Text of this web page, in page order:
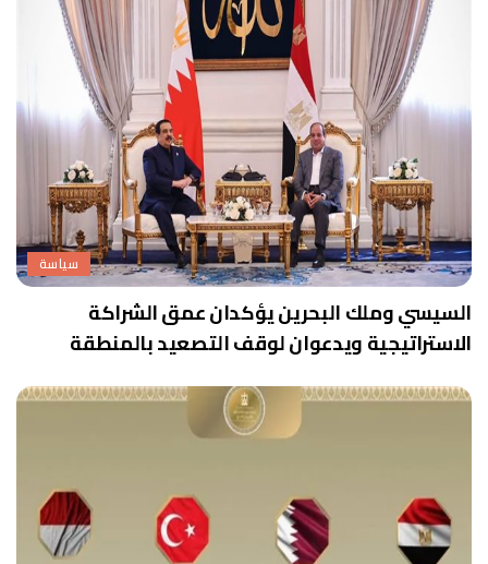
سياسة
السيسي وملك البحرين يؤكدان عمق الشراكة
الاستراتيجية ويدعوان لوقف التصعيد بالمنطقة